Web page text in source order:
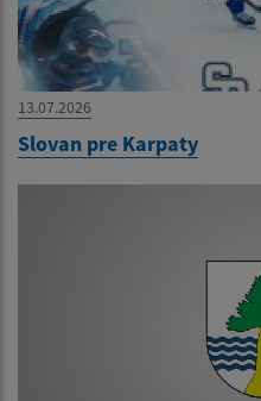
13.07.2026
Slovan pre Karpaty